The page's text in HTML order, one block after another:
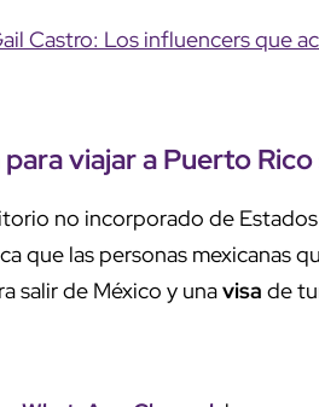
Castro: Los influencers que
viajar aPuerto Rico
no incorporado de
que las personas mexicanas
salir de México y unavisa de